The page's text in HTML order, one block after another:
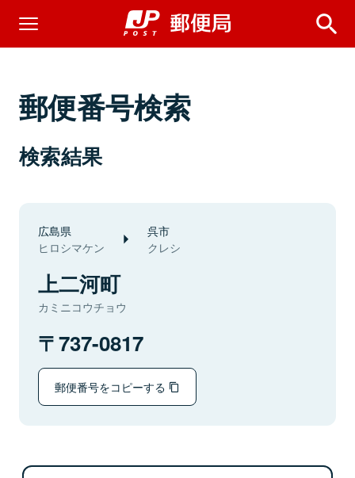
郵便番号検索
検索結果
広島県
ヒロシマケン
呉市
クレシ
上二河町
カミニコウチョウ
737-0817
郵便番号をコピーする